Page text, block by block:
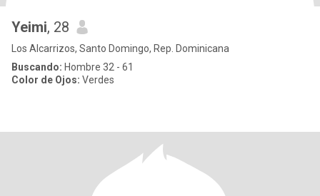
Yeimi, 28
Los Alcarrizos, Santo Domingo, Rep. Dominicana
Buscando: Hombre 32 - 61
Color de Ojos: Verdes